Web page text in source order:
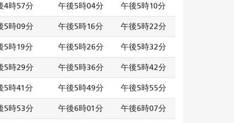
4時57分 午後5時04分 午後5時10分
5時09分 午後5時16分 午後5時22分
5時19分 午後5時26分 午後5時32分
5時29分 午後5時36分 午後5時42分
5時41分 午後5時49分 午後5時55分
5時53分 午後6時01分 午後6時07分